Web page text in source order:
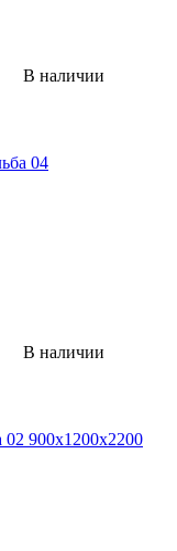
В наличии
04
В наличии
900х1200х2200